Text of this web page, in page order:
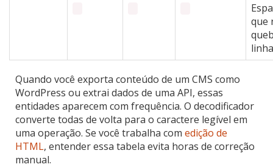
que
linha
Quando você exporta conteúdo de um CMS como
WordPress ou extrai dados de uma API, essas
entidades aparecem com frequência. O decodificador
converte todas de volta para o caractere legível em
uma operação. Se você trabalha com edição de
HTML, entender essa tabela evita horas de correção
manual.